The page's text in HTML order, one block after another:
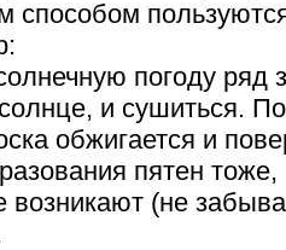
способом
погоду ряд
и сушиться.
обжигается и
пятен
(не